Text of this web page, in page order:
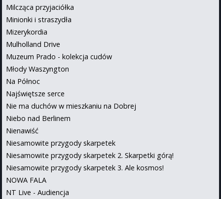
Milcząca przyjaciółka
Minionki i straszydła
Mizerykordia
Mulholland Drive
Muzeum Prado - kolekcja cudów
Młody Waszyngton
Na Północ
Najświętsze serce
Nie ma duchów w mieszkaniu na Dobrej
Niebo nad Berlinem
Nienawiść
Niesamowite przygody skarpetek
Niesamowite przygody skarpetek 2. Skarpetki górą!
Niesamowite przygody skarpetek 3. Ale kosmos!
NOWA FALA
NT Live - Audiencja